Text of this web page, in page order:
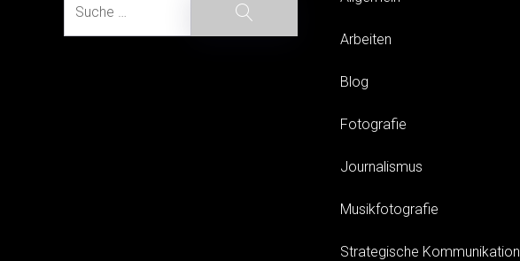
Suche
Arbeiten
Blog
Fotografie
Journalismus
Musikfotografie
Strategische Kommunikation